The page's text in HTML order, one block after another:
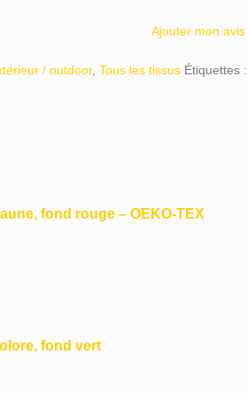
Ajouter mon avis
/ outdoor, Tous les tissus Étiquettes :
fond rouge – OEKO-TEX
fond vert